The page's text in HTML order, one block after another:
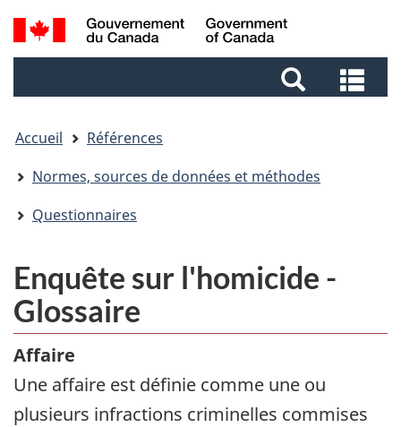
Passer
au
Gestionnaire
Aller
au
Aller
au
Passer
à
Recherche
et
et
Accueil
Références
Normes, sources de données et méthodes
Questionnaires
Enquête sur l'homicide -
Glossaire
Affaire
Une affaire est définie comme une ou
plusieurs infractions criminelles commises